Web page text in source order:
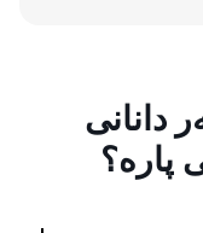
دانانی
پارە؟